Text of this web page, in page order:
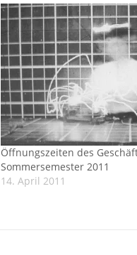
Öffnungszeiten des
Sommersemester 2011
14. April 2011